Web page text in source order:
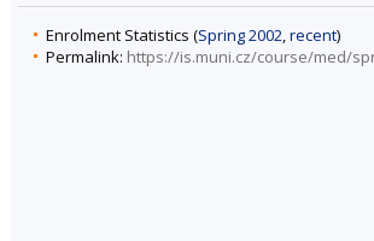
Enrolment Statistics (Spring 2002,recent)
Permalink: https://is.muni.cz/course/med/